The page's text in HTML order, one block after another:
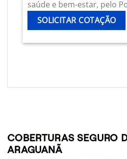
saúde e bem-estar, pelo
SOLICITAR COTAÇÃO
COBERTURAS SEGURO
ARAGUANÃ